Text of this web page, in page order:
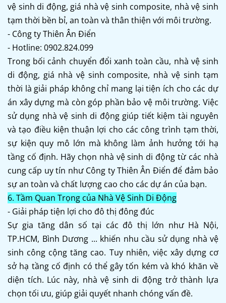
vệ sinh di động, giá nhà vệ sinh composite, nhà vệ sinh
tạm thời bền bỉ, an toàn và thân thiện với môi trường.
- Công ty Thiên Ân Điển
- Hotline: 0902.824.099
Trong bối cảnh chuyển đổi xanh toàn cầu, nhà vệ sinh
di động, giá nhà vệ sinh composite, nhà vệ sinh tạm
thời là giải pháp không chỉ mang lại tiện ích cho các dự
án xây dựng mà còn góp phần bảo vệ môi trường. Việc
sử dụng nhà vệ sinh di động giúp tiết kiệm tài nguyên
và tạo điều kiện thuận lợi cho các công trình tạm thời,
sự kiện quy mô lớn mà không làm ảnh hưởng tới hạ
tầng cố định. Hãy chọn nhà vệ sinh di động từ các nhà
cung cấp uy tín như Công ty Thiên Ân Điển để đảm bảo
sự an toàn và chất lượng cao cho các dự án của bạn.
6. Tầm Quan Trọng của Nhà Vệ Sinh Di Động
- Giải pháp tiện lợi cho đô thị đông đúc
Sự gia tăng dân số tại các đô thị lớn như Hà Nội,
TP.HCM, Bình Dương ... khiến nhu cầu sử dụng nhà vệ
sinh công cộng tăng cao. Tuy nhiên, việc xây dựng cơ
sở hạ tầng cố định có thể gây tốn kém và khó khăn về
diện tích. Lúc này, nhà vệ sinh di động trở thành lựa
chọn tối ưu, giúp giải quyết nhanh chóng vấn đề.